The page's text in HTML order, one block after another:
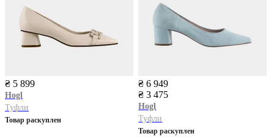
₴ 5 899
Hogl
Туфли
Товар раскуплен
₴ 6 949
₴ 3 475
Hogl
Туфли
Товар раскуплен